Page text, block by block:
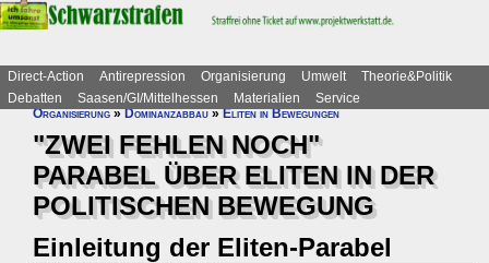
Direct-Action Antirepression Organisierung Umwelt
Theorie&Politik
Debatten
Saasen/GI/Mittelhessen Materialien
Service
Organisierung»Dominanzabbau»Eliten in Bewegungen
"ZWEI FEHLEN NOCH"
PARABEL ÜBER ELITEN IN DER
POLITISCHEN BEWEGUNG
Einleitung der Eliten-Parabel